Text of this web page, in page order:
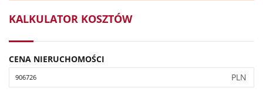
KALKULATOR KOSZTÓW
CENA NIERUCHOMOŚCI
PLN